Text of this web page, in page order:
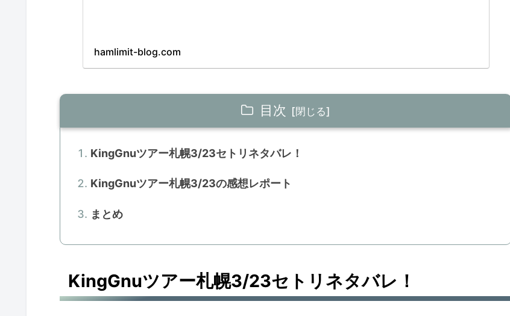
hamlimit-blog.com
目次
KingGnuツアー札幌3/23セトリネタバレ！
KingGnuツアー札幌3/23の感想レポート
まとめ
KingGnuツアー札幌3/23セトリネタバレ！